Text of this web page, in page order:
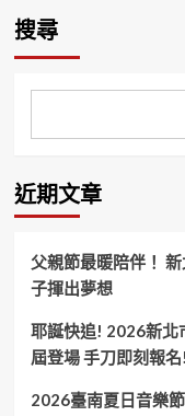
驚
消
防
籲
民
使
用
瓦
斯
要
搜尋
近期文章
父親節最暖陪伴！
子揮出夢想
耶誕快追! 2026新
屆登場 手刀即刻報名!
2026臺南夏日音樂